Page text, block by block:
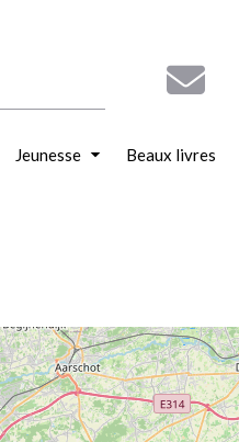
Jeunesse Beaux livres